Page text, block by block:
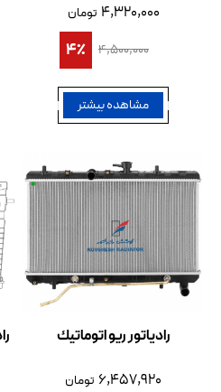
۴,۳۲۰,۰۰۰ تومان
۴,۵۰۰,۰۰۰
4٪
مشاهده بیشتر
رادیاتور ریو اتوماتیك
۶,۴۵۷,۹۲۰ تومان